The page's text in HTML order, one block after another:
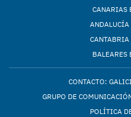
CANARIAS
ANDALUCÍA
CANTABRIA
BALEARES
CONTACTO:
GRUPO DE
POLÍTICA